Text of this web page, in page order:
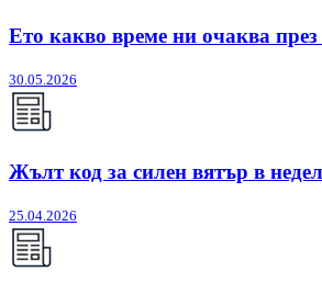
Ето какво време ни очаква
30.05.2026
Жълт код за силен вятър в
25.04.2026